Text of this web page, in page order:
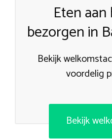
Eten
bezorgen in
Bekijk
voordelig
Bekijk